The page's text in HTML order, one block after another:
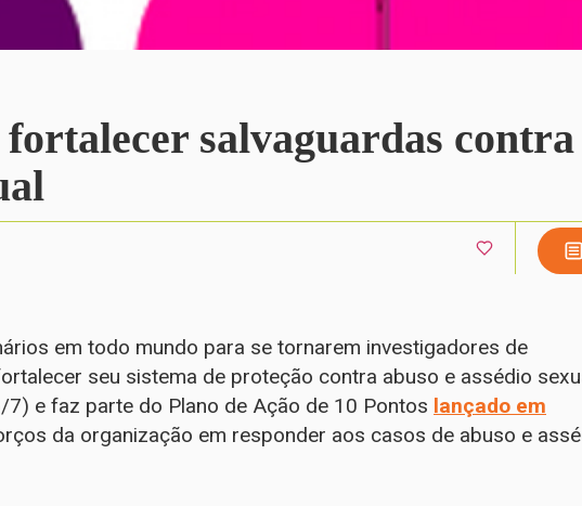
salvaguardas contra
em todo mundo para se tornarem investigadores de
seu sistema de proteção contra abuso e assédio
e faz parte do Plano de Ação de 10 Pontos lançado em
da organização em responder aos casos de abuso e